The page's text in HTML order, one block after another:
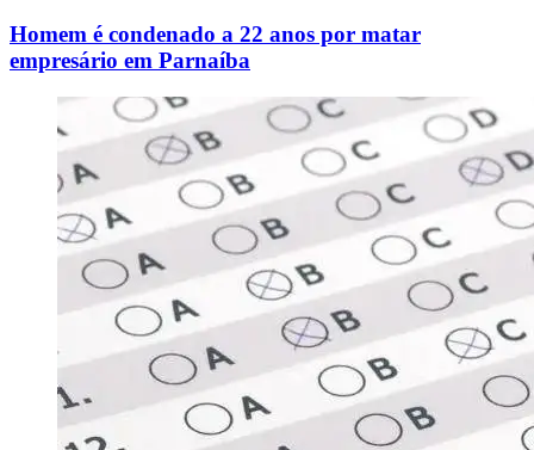
Homem é condenado a 22 anos por matar
empresário em Parnaíba